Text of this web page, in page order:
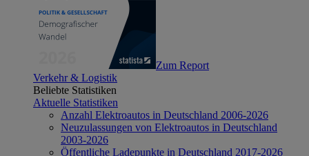
Zum Report
Verkehr & Logistik
Beliebte Statistiken
Aktuelle Statistiken
Anzahl Elektroautos in Deutschland 2006-2026
Neuzulassungen von Elektroautos in Deutschland
2003-2026
Öffentliche Ladepunkte in Deutschland 2017-2026